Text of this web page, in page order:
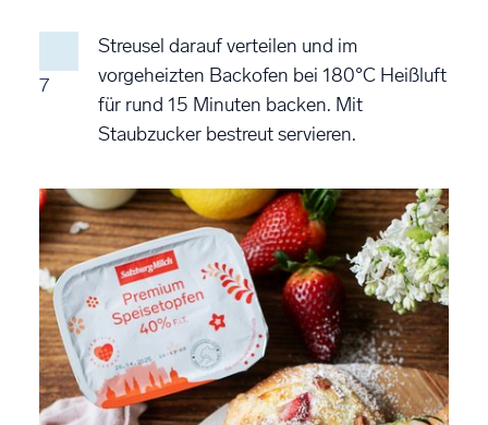
7
Streusel darauf verteilen und im
vorgeheizten Backofen bei 180°C Heißluft
für rund 15 Minuten backen. Mit
Staubzucker bestreut servieren.